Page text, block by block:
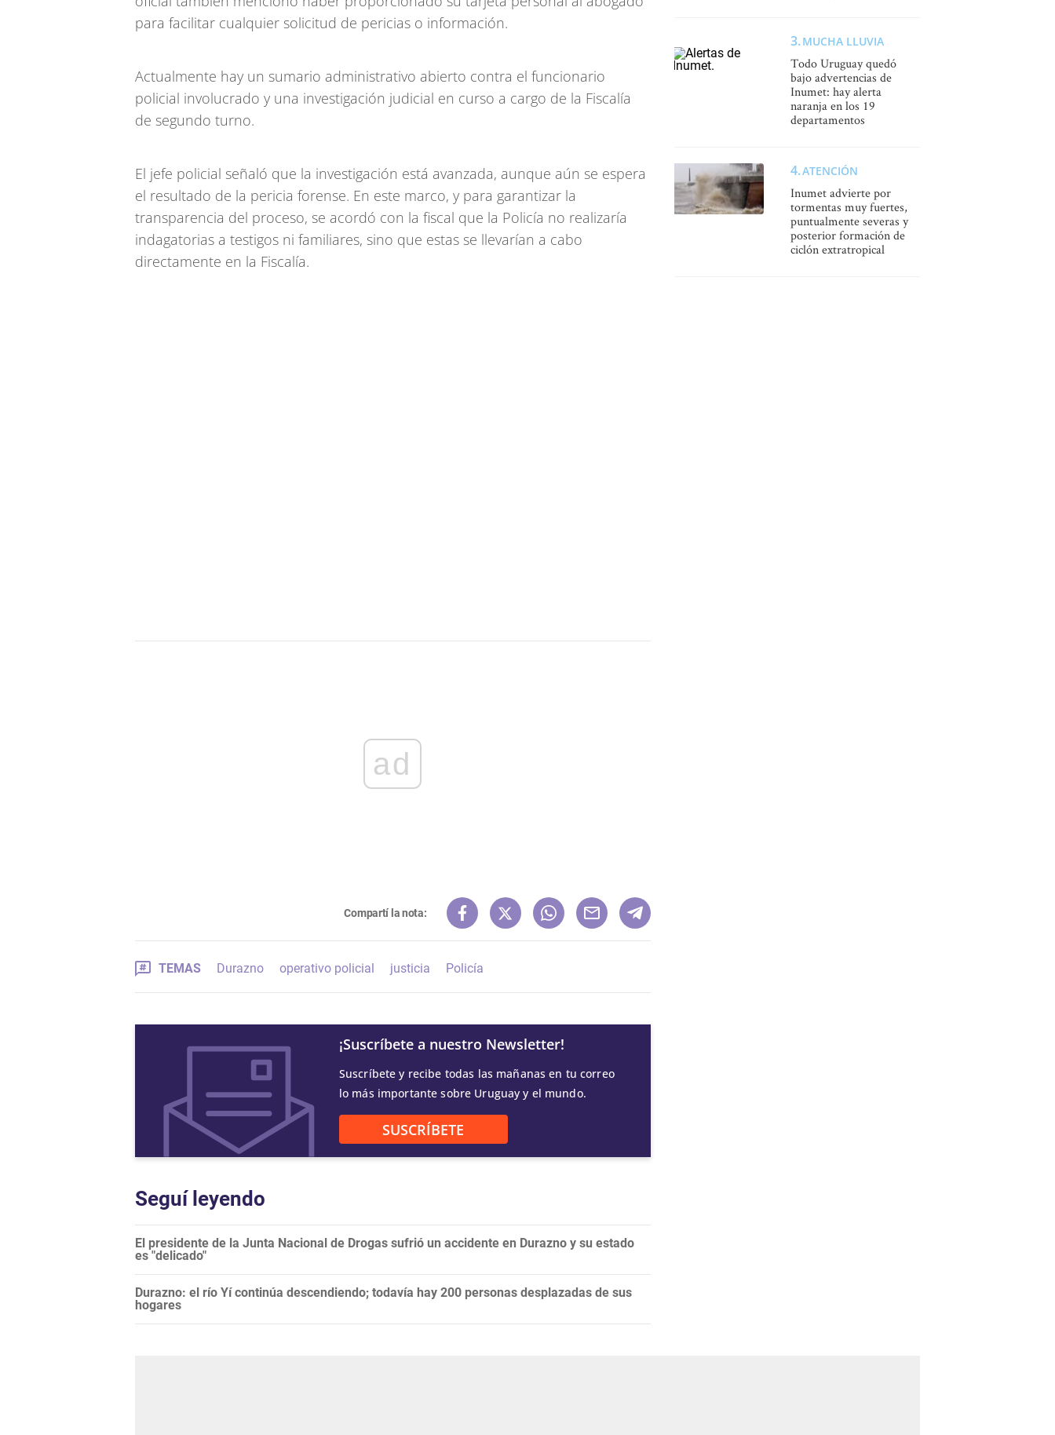
para facilitar cualquier solicitud de pericias o información.
Actualmente hay un sumario administrativo abierto contra el funcionario
policial involucrado y una investigación judicial en curso a cargo de la Fiscalía
de segundo turno.
El jefe policial señaló que la investigación está avanzada, aunque aún se espera
el resultado de la pericia forense. En este marco, y para garantizar la
transparencia del proceso, se acordó con la fiscal que la Policía no realizaría
indagatorias a testigos ni familiares, sino que estas se llevarían a cabo
directamente en la Fiscalía.
ad
Compartí la nota:
TEMAS Durazno operativo policial justicia Policía
¡Suscríbete a nuestro Newsletter!
Suscríbete y recibe todas las mañanas en tu correo
lo más importante sobre Uruguay y el mundo.
SUSCRÍBETE
Seguí leyendo
El presidente de la Junta Nacional de Drogas sufrió un accidente en Durazno y su estado
es "delicado"
Durazno: el río Yí continúa descendiendo; todavía hay 200 personas desplazadas de sus
hogares
MUCHA LLUVIA
Todo Uruguay quedó
bajo advertencias de
Inumet: hay alerta
naranja en los 19
departamentos
ATENCIÓN
Inumet advierte por
tormentas muy fuertes,
puntualmente severas y
posterior formación de
ciclón extratropical